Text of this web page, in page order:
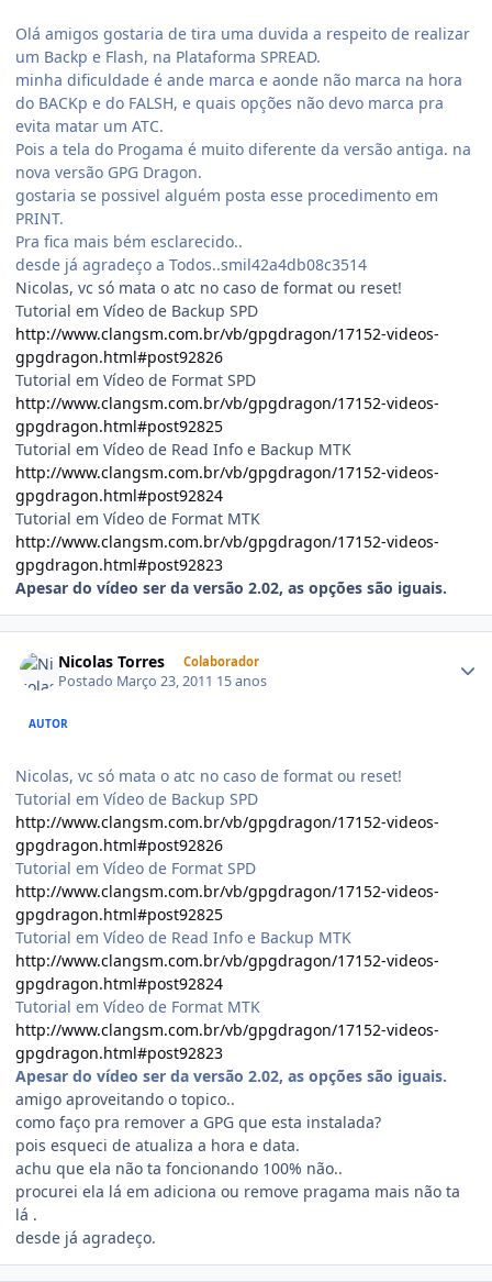
Olá amigos gostaria de tira uma duvida a respeito de realizar
um Backp e Flash, na Plataforma SPREAD.
minha dificuldade é ande marca e aonde não marca na hora
do BACKp e do FALSH, e quais opções não devo marca pra
evita matar um ATC.
Pois a tela do Progama é muito diferente da versão antiga. na
nova versão GPG Dragon.
gostaria se possivel alguém posta esse procedimento em
PRINT.
Pra fica mais bém esclarecido..
desde já agradeço a Todos..smil42a4db08c3514
Nicolas, vc só mata o atc no caso de format ou reset!
Tutorial em Vídeo de Backup SPD
http://www.clangsm.com.br/vb/gpgdragon/17152-videos-
gpgdragon.html#post92826
Tutorial em Vídeo de Format SPD
http://www.clangsm.com.br/vb/gpgdragon/17152-videos-
gpgdragon.html#post92825
Tutorial em Vídeo de Read Info e Backup MTK
http://www.clangsm.com.br/vb/gpgdragon/17152-videos-
gpgdragon.html#post92824
Tutorial em Vídeo de Format MTK
http://www.clangsm.com.br/vb/gpgdragon/17152-videos-
gpgdragon.html#post92823
Apesar do vídeo ser da versão 2.02, as opções são iguais.
Nicolas Torres Colaborador
Postado Março 23, 2011 15 anos
AUTOR
Nicolas, vc só mata o atc no caso de format ou reset!
Tutorial em Vídeo de Backup SPD
http://www.clangsm.com.br/vb/gpgdragon/17152-videos-
gpgdragon.html#post92826
Tutorial em Vídeo de Format SPD
http://www.clangsm.com.br/vb/gpgdragon/17152-videos-
gpgdragon.html#post92825
Tutorial em Vídeo de Read Info e Backup MTK
http://www.clangsm.com.br/vb/gpgdragon/17152-videos-
gpgdragon.html#post92824
Tutorial em Vídeo de Format MTK
http://www.clangsm.com.br/vb/gpgdragon/17152-videos-
gpgdragon.html#post92823
Apesar do vídeo ser da versão 2.02, as opções são iguais.
amigo aproveitando o topico..
como faço pra remover a GPG que esta instalada?
pois esqueci de atualiza a hora e data.
achu que ela não ta foncionando 100% não..
procurei ela lá em adiciona ou remove pragama mais não ta
lá .
desde já agradeço.